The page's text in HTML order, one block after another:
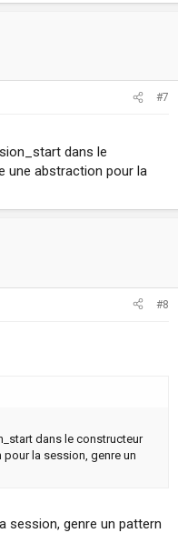
#7
dans le
une abstraction pour la
#8
dans le constructeur
la session, genre un
session, genre un pattern